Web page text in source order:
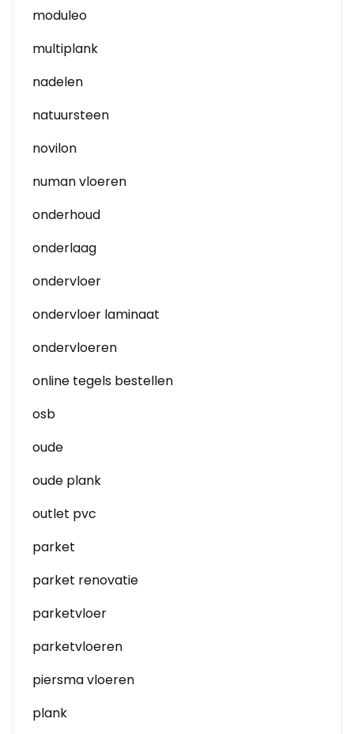
moduleo
multiplank
nadelen
natuursteen
novilon
numan vloeren
onderhoud
onderlaag
ondervloer
ondervloer laminaat
ondervloeren
online tegels bestellen
osb
oude
oude plank
outlet pvc
parket
parket renovatie
parketvloer
parketvloeren
piersma vloeren
plank